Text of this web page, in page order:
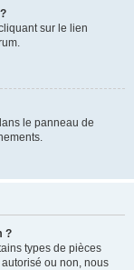
sur le lien
le panneau de
?
types de pièces
ou non, nous